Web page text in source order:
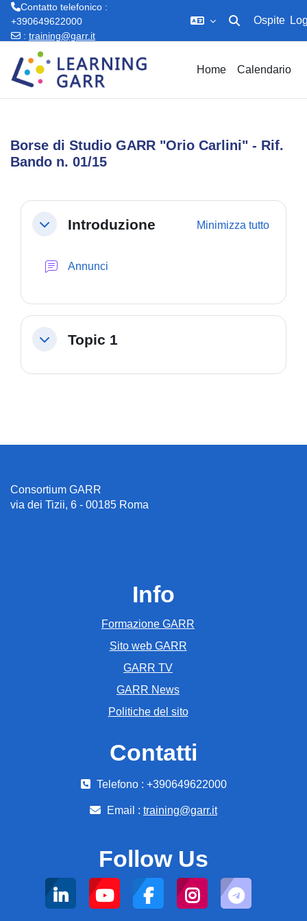
Contatto telefonico :
+390649622000
: training@garr.it
Attiva/disattiva
Ospite
Home Calendario
Borse di Studio GARR "Orio Carlini" - Rif.
Bando n. 01/15
Schema della sezione
MinimizzaIntroduzione Minimizza tutto
Annunci
MinimizzaTopic 1
Consortium GARR
via dei Tizii, 6 - 00185 Roma
Info
Formazione GARR
Sito web GARR
GARR TV
GARR News
Politiche del sito
Contatti
Telefono : +390649622000
Email : training@garr.it
Follow Us